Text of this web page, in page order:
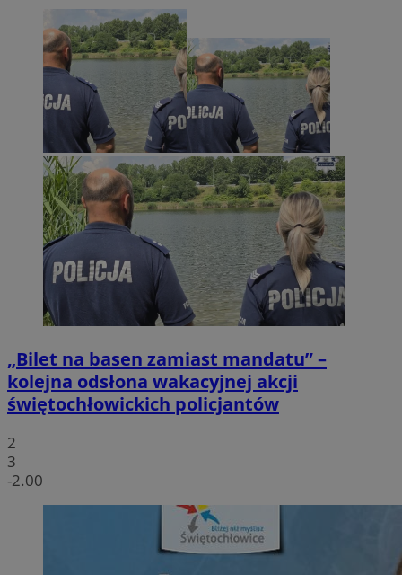
„Bilet na basen zamiast mandatu” –
kolejna odsłona wakacyjnej akcji
świętochłowickich policjantów
2
3
-2.00